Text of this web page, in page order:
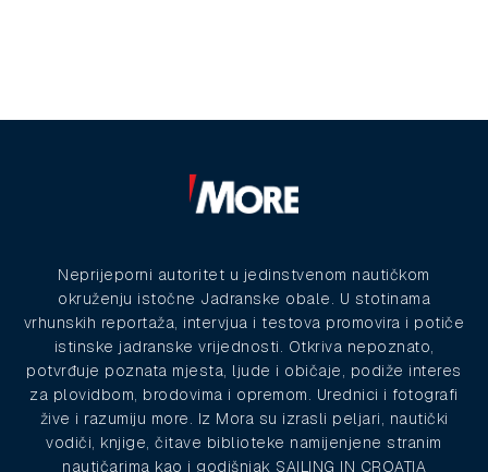
Neprijeporni autoritet u jedinstvenom nautičkom
okruženju istočne Jadranske obale. U stotinama
vrhunskih reportaža, intervjua i testova promovira i potiče
istinske jadranske vrijednosti. Otkriva nepoznato,
potvrđuje poznata mjesta, ljude i običaje, podiže interes
za plovidbom, brodovima i opremom. Urednici i fotografi
žive i razumiju more. Iz Mora su izrasli peljari, nautički
vodiči, knjige, čitave biblioteke namijenjene stranim
nautičarima kao i godišnjak SAILING IN CROATIA